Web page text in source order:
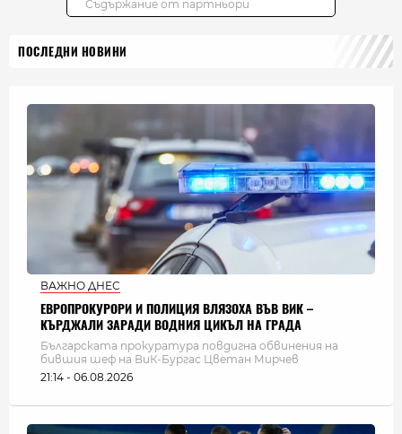
ПОСЛЕДНИ НОВИНИ
ВАЖНО ДНЕС
ЕВРОПРОКУРОРИ И ПОЛИЦИЯ ВЛЯЗОХА ВЪВ ВИК –
КЪРДЖАЛИ ЗАРАДИ ВОДНИЯ ЦИКЪЛ НА ГРАДА
Българската прокуратура повдигна обвинения на
бившия шеф на ВиК-Бургас Цветан Мирчев
21:14 - 06.08.2026